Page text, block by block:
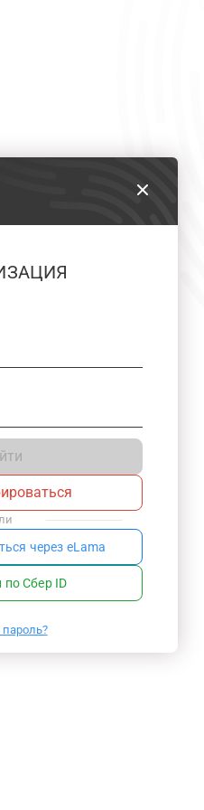
через eLama
по Сбер ID